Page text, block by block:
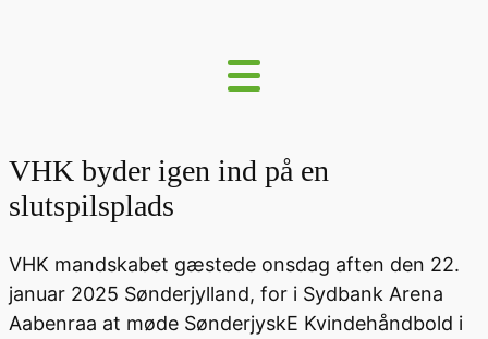
VHK byder igen ind på en
slutspilsplads
VHK mandskabet gæstede onsdag aften den 22.
januar 2025 Sønderjylland, for i Sydbank Arena
Aabenraa at møde SønderjyskE Kvindehåndbold i